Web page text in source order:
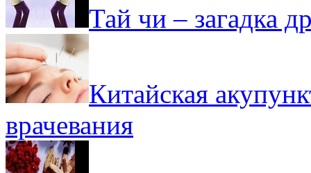
Тай чи – загадка
Китайская
врачевания